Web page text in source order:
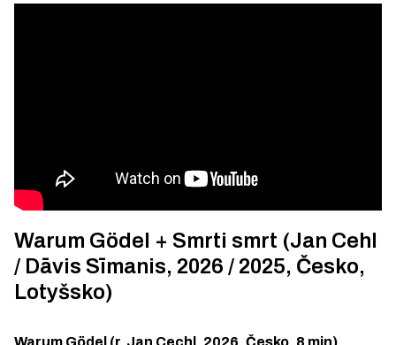
Warum Gödel + Smrti smrt (Jan Cehl
/ Dāvis Sīmanis, 2026 / 2025, Česko,
Lotyšsko)
Warum Gödel (r. Jan Cechl, 2026, Česko, 8 min)